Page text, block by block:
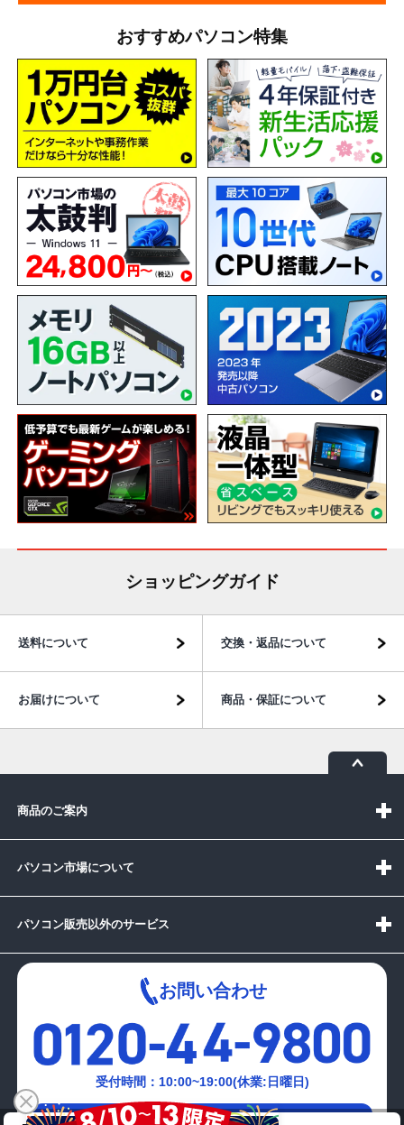
おすすめパソコン特集
ショッピングガイド
送料について 交換・返品について
お届けについて 商品・保証について
商品のご案内
パソコン市場について
パソコン販売以外のサービス
お問い合わせ
受付時間：10:00~19:00(休業:日曜日)